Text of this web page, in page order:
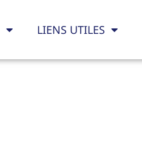
LIENS UTILES